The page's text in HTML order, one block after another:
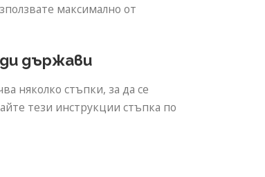
максимално от
държави
няколко стъпки, за да се
тези инструкции стъпка по